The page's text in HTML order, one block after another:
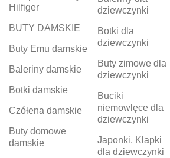
Hilfiger
BUTY DAMSKIE
Buty Emu damskie
Baleriny damskie
Botki damskie
Czółena damskie
Buty domowe
damskie
dziewczynki
Botki dla
dziewczynki
Buty zimowe dla
dziewczynki
Buciki
niemowlęce dla
dziewczynki
Japonki, Klapki
dla dziewczynki